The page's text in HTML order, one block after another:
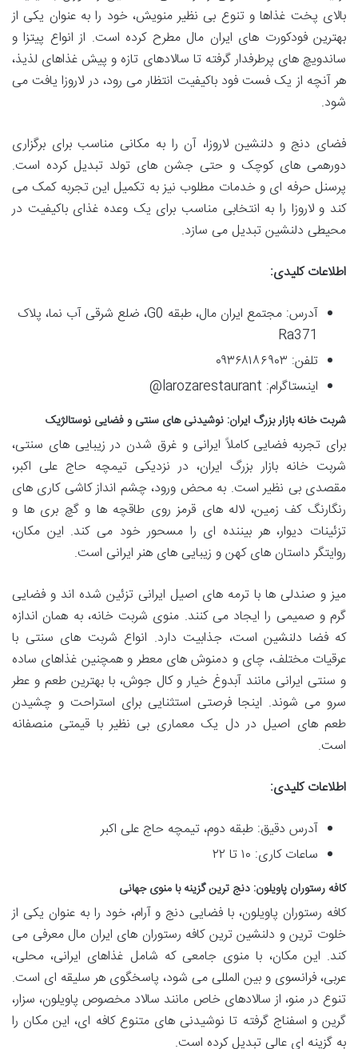
بالای پخت غذاها و تنوع بی نظیر منویش، خود را به عنوان یکی از
بهترین فودکورت های ایران مال مطرح کرده است. از انواع پیتزا و
ساندویچ های پرطرفدار گرفته تا سالادهای تازه و پیش غذاهای لذیذ،
هر آنچه از یک فست فود باکیفیت انتظار می رود، در لاروزا یافت می
شود.
فضای دنج و دلنشین لاروزا، آن را به مکانی مناسب برای برگزاری
دورهمی های کوچک و حتی جشن های تولد تبدیل کرده است.
پرسنل حرفه ای و خدمات مطلوب نیز به تکمیل این تجربه کمک می
کند و لاروزا را به انتخابی مناسب برای یک وعده غذای باکیفیت در
محیطی دلنشین تبدیل می سازد.
اطلاعات کلیدی:
آدرس: مجتمع ایران مال، طبقه G0، ضلع شرقی آب نما، پلاک
Ra371
تلفن: ۰۹۳۶۸۱۸۶۹۰۳
اینستاگرام: larozarestaurant@
شربت خانه بازار بزرگ ایران: نوشیدنی های سنتی و فضایی نوستالژیک
برای تجربه فضایی کاملاً ایرانی و غرق شدن در زیبایی های سنتی،
شربت خانه بازار بزرگ ایران، در نزدیکی تیمچه حاج علی اکبر،
مقصدی بی نظیر است. به محض ورود، چشم انداز کاشی کاری های
رنگارنگ کف زمین، لاله های قرمز روی طاقچه ها و گچ بری ها و
تزئینات دیوار، هر بیننده ای را مسحور خود می کند. این مکان،
روایتگر داستان های کهن و زیبایی های هنر ایرانی است.
میز و صندلی ها با ترمه های اصیل ایرانی تزئین شده اند و فضایی
گرم و صمیمی را ایجاد می کنند. منوی شربت خانه، به همان اندازه
که فضا دلنشین است، جذابیت دارد. انواع شربت های سنتی با
عرقیات مختلف، چای و دمنوش های معطر و همچنین غذاهای ساده
و سنتی ایرانی مانند آبدوغ خیار و کال جوش، با بهترین طعم و عطر
سرو می شوند. اینجا فرصتی استثنایی برای استراحت و چشیدن
طعم های اصیل در دل یک معماری بی نظیر با قیمتی منصفانه
است.
اطلاعات کلیدی:
آدرس دقیق: طبقه دوم، تیمچه حاج علی اکبر
ساعات کاری: ۱۰ تا ۲۲
کافه رستوران پاویلون: دنج ترین گزینه با منوی جهانی
کافه رستوران پاویلون، با فضایی دنج و آرام، خود را به عنوان یکی از
خلوت ترین و دلنشین ترین کافه رستوران های ایران مال معرفی می
کند. این مکان، با منوی جامعی که شامل غذاهای ایرانی، محلی،
عربی، فرانسوی و بین المللی می شود، پاسخگوی هر سلیقه ای است.
تنوع در منو، از سالادهای خاص مانند سالاد مخصوص پاویلون، سزار،
گرین و اسفناج گرفته تا نوشیدنی های متنوع کافه ای، این مکان را
به گزینه ای عالی تبدیل کرده است.